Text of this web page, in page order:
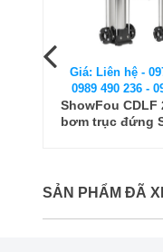
Giá: Liên hệ -
0989 490 236 -
CNP CDL 16 -
nước, Máy bơm
SẢN PHẨM ĐÃ